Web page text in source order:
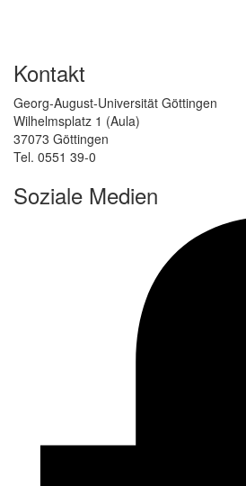
Kontakt
Georg-August-Universität Göttingen
Wilhelmsplatz 1 (Aula)
37073 Göttingen
Tel. 0551 39-0
Soziale Medien